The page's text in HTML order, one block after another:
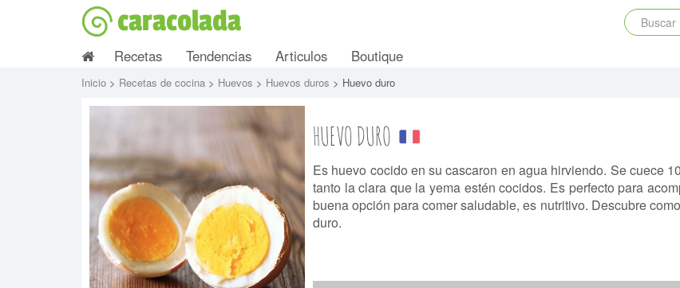
caracolada
Recetas Tendencias Articulos Boutique
Inicio > Recetas de cocina > Huevos > Huevos duros > Huevo duro
HUEVO DURO
Es huevo cocido en su cascaron en agua hirviendo. Se cuece
tanto la clara que la yema estén cocidos. Es perfecto para
buena opción para comer saludable, es nutritivo. Descubre
duro.